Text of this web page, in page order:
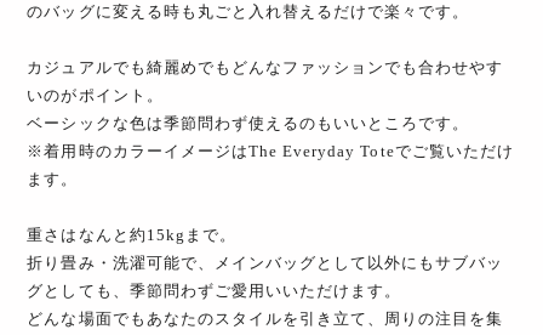
のバッグに変える時も丸ごと入れ替えるだけで楽々です。
カジュアルでも綺麗めでもどんなファッションでも合わせやす
いのがポイント。
ベーシックな色は季節問わず使えるのもいいところです。
※着用時のカラーイメージはThe Everyday Toteでご覧いただけ
ます。
重さはなんと約15kgまで。
折り畳み・洗濯可能で、メインバッグとして以外にもサブバッ
グとしても、季節問わずご愛用いいただけます。
どんな場面でもあなたのスタイルを引き立て、周りの注目を集